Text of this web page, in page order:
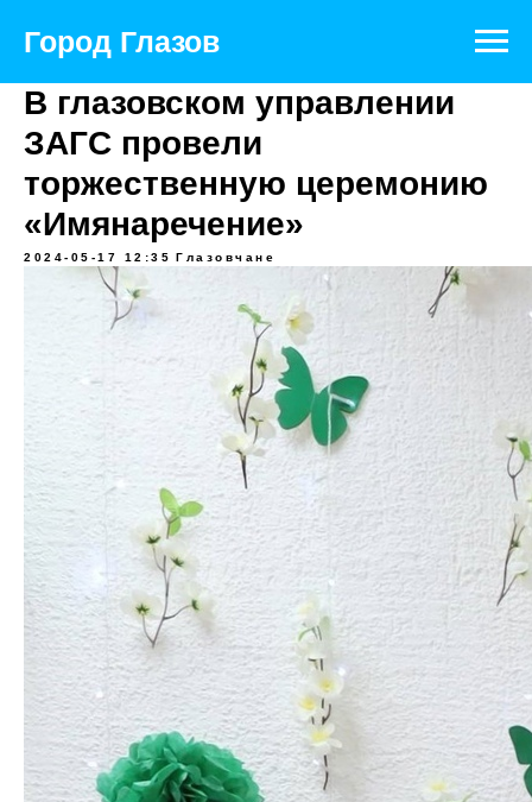
Город Глазов
В глазовском управлении
ЗАГС провели
торжественную церемонию
«Имянаречение»
2024-05-17 12:35 Глазовчане